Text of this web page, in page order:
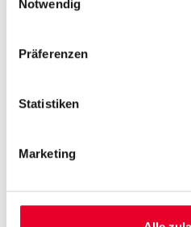
Notwendig
Präferenzen
Statistiken
Marketing
die Anforderungen aus NIS2 zu